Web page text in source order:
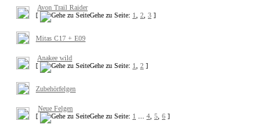
Avon Trail Raider
[
Gehe zu Seite: 1 2 3 ]
Mitas C17 + E09
Anakee wild
[
Gehe zu Seite: 1 2 ]
Zubehörfelgen
Neue Felgen
[
Gehe zu Seite: 1 4 5 6 ]